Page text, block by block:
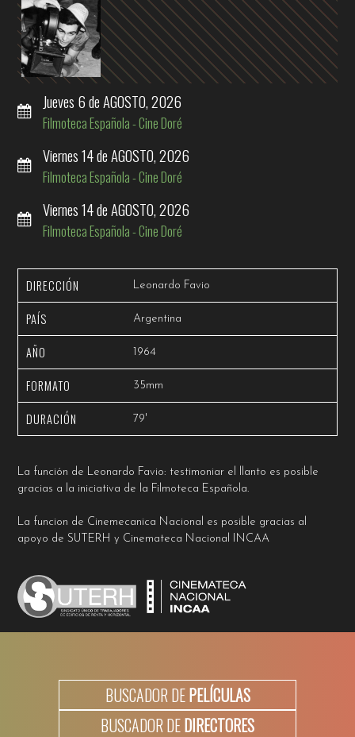
Jueves 6de AGOSTO,2026
Filmoteca Española - Cine Doré
Viernes14de AGOSTO,2026
Filmoteca Española - Cine Doré
Viernes14de AGOSTO,2026
Filmoteca Española - Cine Doré
DIRECCIÓN Leonardo Favio
PAÍS Argentina
AÑO 1964
FORMATO 35mm
DURACIÓN 79'
La función de Leonardo Favio: testimoniar el llanto es posible
gracias a la iniciativa de la Filmoteca Española.
La funcion de Cinemecanica Nacional es posible gracias al
apoyo de SUTERH y Cinemateca Nacional INCAA
BUSCADOR DEPELÍCULAS
BUSCADOR DEDIRECTORES